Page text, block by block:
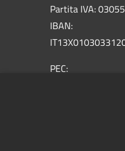
Partita IVA:
IBAN:
PEC: